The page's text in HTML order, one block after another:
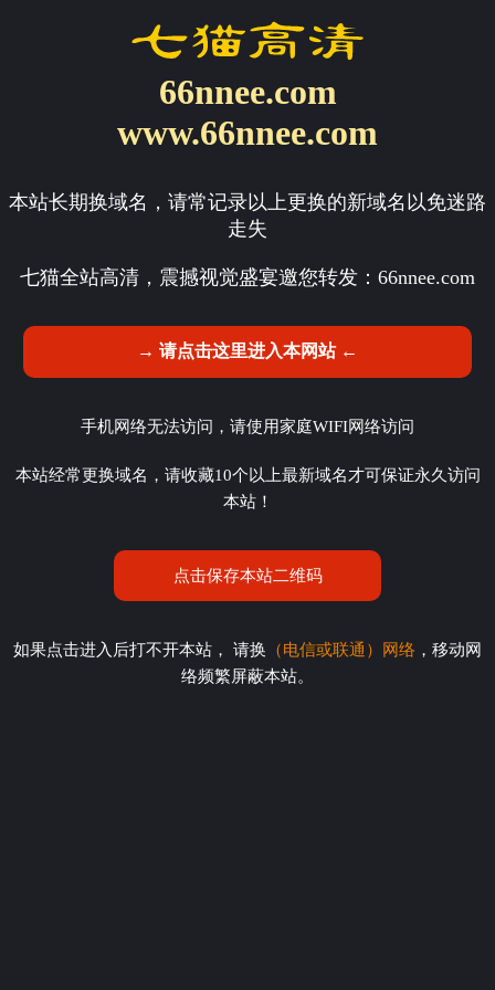
66nnee.com
www.66nnee.com
本站长期换域名，请常记录以上更换的新域名以免迷路
走失
七猫全站高清，震撼视觉盛宴邀您转发： 66nnee.com
→ 请点击这里进入本网站 ←
手机网络无法访问，请使用家庭WIFI网络访问
本站经常更换域名，请收藏10个以上最新域名才可保证永久访问
本站！
点击保存本站二维码
如果点击进入后打不开本站， 请换 （电信或联通）网络 ，移动网
络频繁屏蔽本站。